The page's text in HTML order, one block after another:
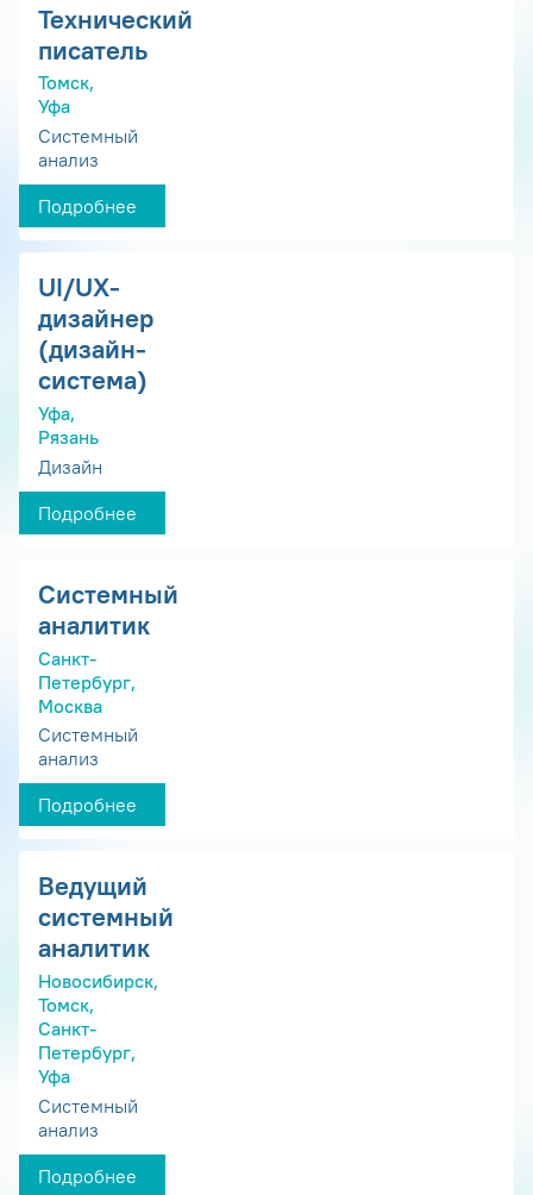
Технический
писатель
Томск,
Уфа
Системный
анализ
Подробнее
UI/UX-
дизайнер
(дизайн-
система)
Уфа,
Рязань
Дизайн
Подробнее
Системный
аналитик
Санкт-
Петербург,
Москва
Системный
анализ
Подробнее
Ведущий
системный
аналитик
Новосибирск,
Томск,
Санкт-
Петербург,
Уфа
Системный
анализ
Подробнее